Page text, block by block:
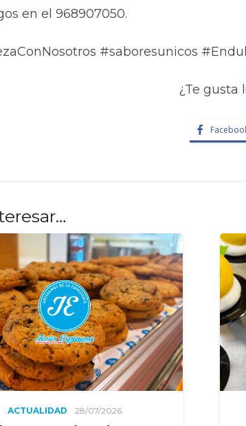
en el 968907050.
#saboresunicos
¿Te gusta
ACTUALIDAD